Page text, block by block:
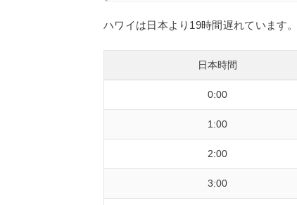
ハワイは日本より19時間遅れています。
日本時間
0:00
1:00
2:00
3:00